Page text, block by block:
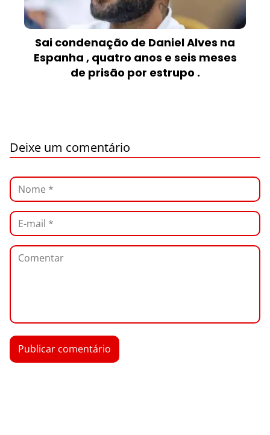
Sai condenação de Daniel Alves na
Espanha , quatro anos e seis meses
de prisão por estrupo .
Deixe um comentário